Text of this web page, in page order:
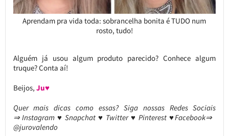
Aprendam pra vida toda: sobrancelha bonita é TUDO num
rosto, tudo!
Alguém já usou algum produto parecido? Conhece algum
truque? Conta aí!
Beijos, Ju♥
Quer mais dicas como essas? Siga nossas Redes Sociais
⇒ Instagram ♥ Snapchat ♥ Twitter ♥ Pinterest ♥Facebook⇒
@jurovalendo